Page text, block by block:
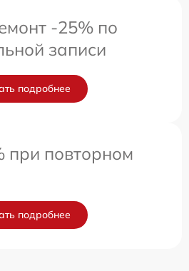
-25% по
записи
подробнее
при повторном
подробнее